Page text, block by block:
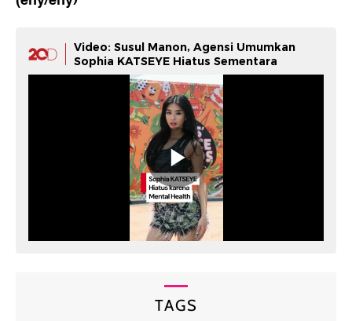
Video: Susul Manon, Agensi Umumkan
Sophia KATSEYE Hiatus Sementara
TAGS